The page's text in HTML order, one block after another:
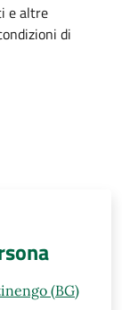
e altre
di
(BG)